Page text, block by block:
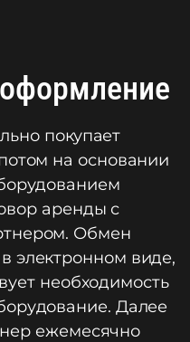
покупает
на основании
аренды с
Обмен
электронном виде,
необходимость
Далее
ежемесячно